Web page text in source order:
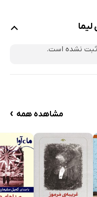
ثبت نشده است.
مشاهده همه ›